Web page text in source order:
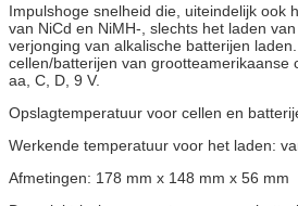
Impulshoge snelheid die, uiteindelijk ook
van NiCd en NiMH-, slechts het laden
verjonging van alkalische batterijen
cellen/batterijen van grootteamerikaanse
aa, C, D, 9 V.
Opslagtemperatuur voor cellen en
Werkende temperatuur voor het laden:
Afmetingen: 178 mm x 148 mm x 56 mm